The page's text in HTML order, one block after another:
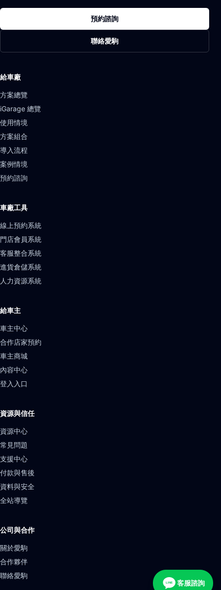
預約諮詢
聯絡愛駒
給車廠
方案總覽
iGarage 總覽
使用情境
方案組合
導入流程
案例情境
預約諮詢
車廠工具
線上預約系統
門店會員系統
客服整合系統
進貨倉儲系統
人力資源系統
給車主
車主中心
合作店家預約
車主商城
內容中心
登入入口
資源與信任
資源中心
常見問題
支援中心
付款與售後
資料與安全
全站導覽
公司與合作
關於愛駒
合作夥伴
聯絡愛駒
LINE 客服諮詢